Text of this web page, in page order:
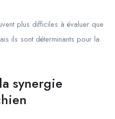
plus difficiles à évaluer que
ils sont déterminants pour la
synergie